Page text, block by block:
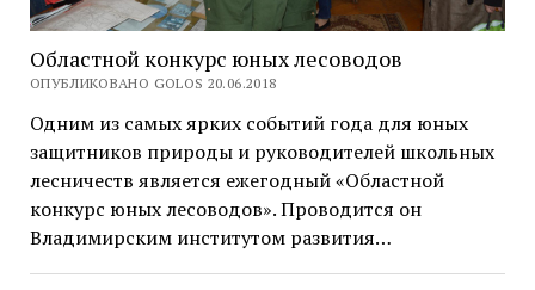
Областной конкурс юных лесоводов
ОПУБЛИКОВАНО GOLOS 20.06.2018
Одним из самых ярких событий года для юных
защитников природы и руководителей школьных
лесничеств является ежегодный «Областной
конкурс юных лесоводов». Проводится он
Владимирским институтом развития…